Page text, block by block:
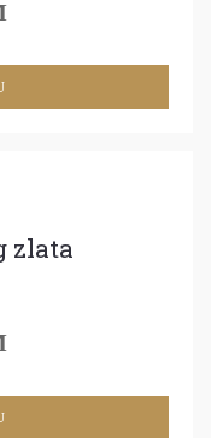
zlata